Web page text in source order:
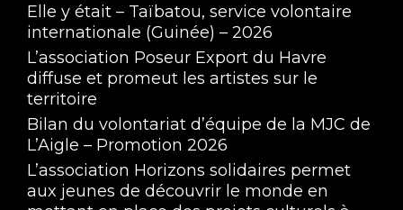
Trois jeunes de l'IME Ségur participent à un
quiz sur le football
Mar 27, 2025 • 8:46
Elle y était – Taïbatou, service volontaire
internationale (Guinée) – 2026
L’association Poseur Export du Havre
diffuse et promeut les artistes sur le
territoire
Bilan du volontariat d’équipe de la MJC de
L’Aigle – Promotion 2026
L’association Horizons solidaires permet
aux jeunes de découvrir le monde en